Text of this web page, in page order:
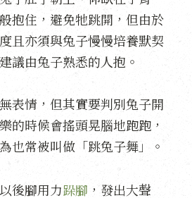
抱住，避免牠跳開，但由於
且亦須與兔子慢慢培養默契
議由兔子熟悉的人抱。
表情，但其實要判別兔子開
的時候會搖頭晃腦地跑跑，
也常被叫做「跳兔子舞」。
後腳用力跺腳 ，發出大聲